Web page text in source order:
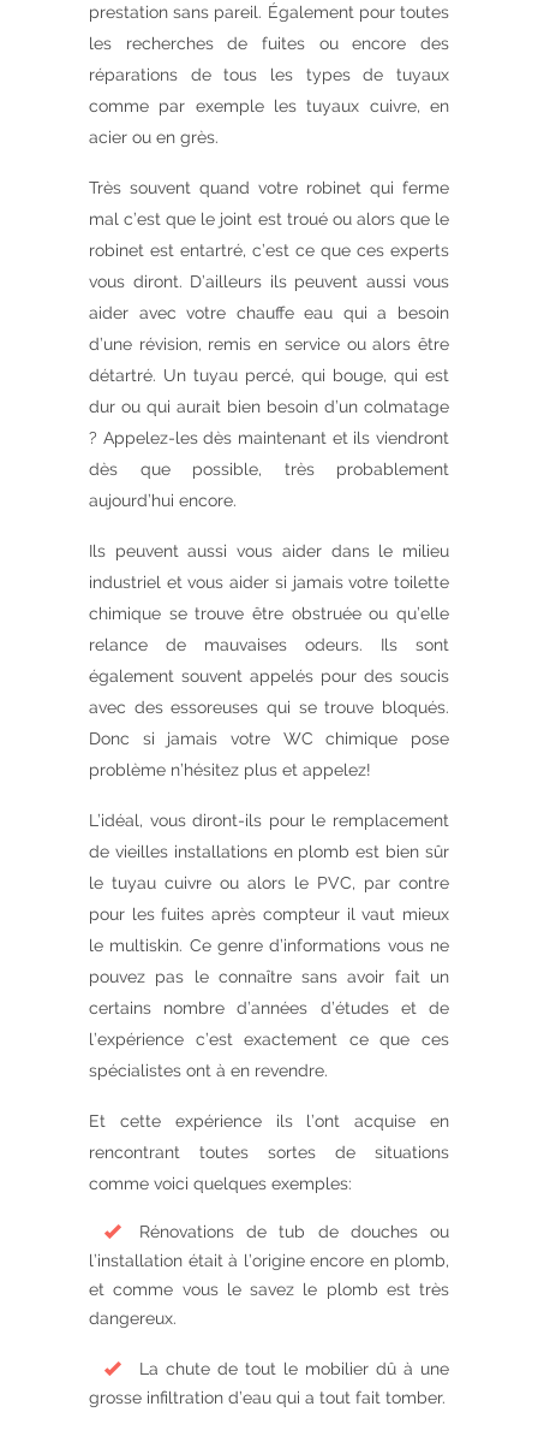
prestation sans pareil. Également pour toutes
les recherches de fuites ou encore des
réparations de tous les types de tuyaux
comme par exemple les tuyaux cuivre, en
acier ou en grès.
Très souvent quand votre robinet qui ferme
mal c’est que le joint est troué ou alors que le
robinet est entartré, c’est ce que ces experts
vous diront. D’ailleurs ils peuvent aussi vous
aider avec votre chauffe eau qui a besoin
d’une révision, remis en service ou alors être
détartré. Un tuyau percé, qui bouge, qui est
dur ou qui aurait bien besoin d’un colmatage
? Appelez-les dès maintenant et ils viendront
dès que possible, très probablement
aujourd’hui encore.
Ils peuvent aussi vous aider dans le milieu
industriel et vous aider si jamais votre toilette
chimique se trouve être obstruée ou qu’elle
relance de mauvaises odeurs. Ils sont
également souvent appelés pour des soucis
avec des essoreuses qui se trouve bloqués.
Donc si jamais votre WC chimique pose
problème n’hésitez plus et appelez!
L’idéal, vous diront-ils pour le remplacement
de vieilles installations en plomb est bien sûr
le tuyau cuivre ou alors le PVC, par contre
pour les fuites après compteur il vaut mieux
le multiskin. Ce genre d’informations vous ne
pouvez pas le connaître sans avoir fait un
certains nombre d’années d’études et de
l’expérience c’est exactement ce que ces
spécialistes ont à en revendre.
Et cette expérience ils l’ont acquise en
rencontrant toutes sortes de situations
comme voici quelques exemples:
Rénovations de tub de douches ou
l’installation était à l’origine encore en plomb,
et comme vous le savez le plomb est très
dangereux.
La chute de tout le mobilier dû à une
grosse infiltration d’eau qui a tout fait tomber.